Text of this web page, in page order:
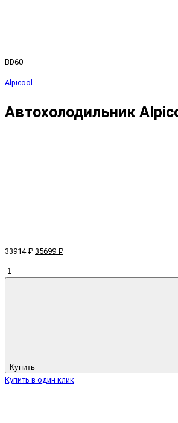
BD60
Alpicool
Автохолодильник
33914 ₽ 35699 ₽
Купить
Купить в один клик